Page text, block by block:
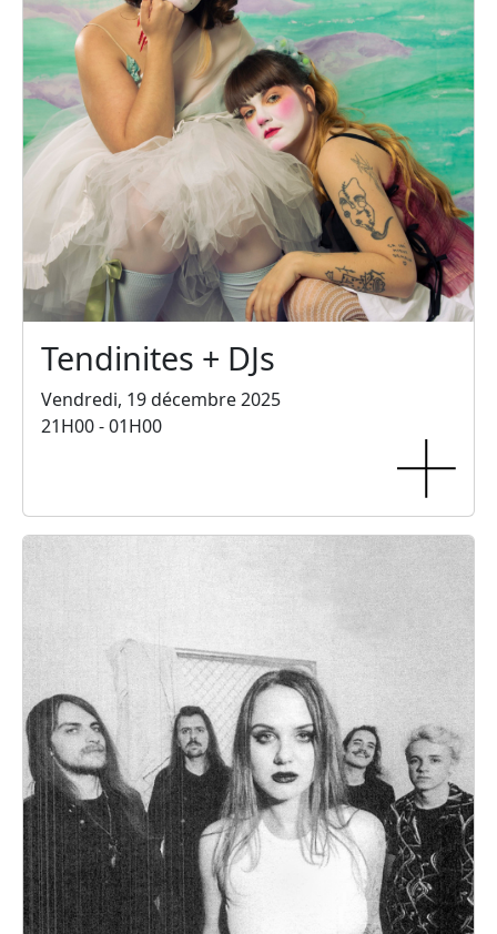
Tendinites + DJs
Vendredi, 19 décembre 2025
21H00 - 01H00